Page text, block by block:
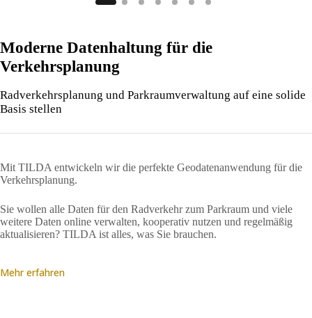
Moderne Datenhaltung für die
Verkehrsplanung
Radverkehrsplanung und Parkraumverwaltung auf eine solide
Basis stellen
Mit TILDA entwickeln wir die perfekte Geodatenanwendung für die
Verkehrsplanung.
Sie wollen alle Daten für den Radverkehr zum Parkraum und viele
weitere Daten online verwalten, kooperativ nutzen und regelmäßig
aktualisieren? TILDA ist alles, was Sie brauchen.
Mehr erfahren